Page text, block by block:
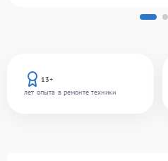
13+
лет опыта в ремонте техники